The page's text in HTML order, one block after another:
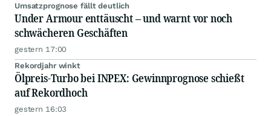
Umsatzprognose fällt deutlich
Under Armour enttäuscht – und warnt vor noch
schwächeren Geschäften
gestern 17:00
Rekordjahr winkt
Ölpreis-Turbo bei INPEX: Gewinnprognose schießt
auf Rekordhoch
gestern 16:03